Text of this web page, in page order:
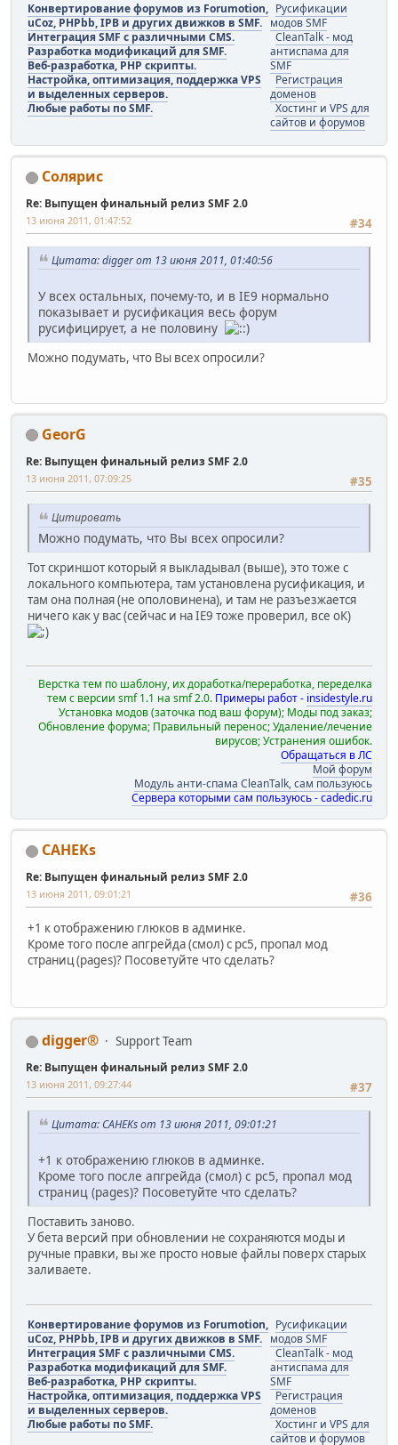
Конвертирование форумов из Forumotion,
uCoz, PHPbb, IPB и других движков в SMF.
Интеграция SMF с различными CMS.
Разработка модификаций для SMF.
Веб-разработка, PHP скрипты.
Настройка, оптимизация, поддержка VPS
и выделенных серверов.
Любые работы по SMF.
Русификации
модов SMF
CleanTalk - мод
антиспама для
SMF
Регистрация
доменов
Хостинг и VPS для
сайтов и форумов
Солярис
Re: Выпущен финальный релиз SMF 2.0
#34
13 июня 2011, 01:47:52
Цитата: digger от 13 июня 2011, 01:40:56
У всех остальных, почему-то, и в IE9 нормально
показывает и русификация весь форум
русифицирует, а не половину
Можно подумать, что Вы всех опросили?
GeorG
Re: Выпущен финальный релиз SMF 2.0
#35
13 июня 2011, 07:09:25
Цитировать
Можно подумать, что Вы всех опросили?
Тот скриншот который я выкладывал (выше), это тоже с
локального компьютера, там установлена русификация, и
там она полная (не ополовинена), и там не разъезжается
ничего как у вас (сейчас и на IE9 тоже проверил, все оК)
Верстка тем по шаблону, их доработка/переработка, переделка
тем с версии smf 1.1 на smf 2.0. Примеры работ - insidestyle.ru
Установка модов (заточка под ваш форум); Моды под заказ;
Обновление форума; Правильный перенос; Удаление/лечение
вирусов; Устранения ошибок.
Обращаться в ЛС
Мой форум
Модуль анти-спама CleanTalk, сам пользуюсь
Сервера которыми сам пользуюсь - cadedic.ru
CAHEKs
Re: Выпущен финальный релиз SMF 2.0
#36
13 июня 2011, 09:01:21
+1 к отображению глюков в админке.
Кроме того после апгрейда (смол) с рс5, пропал мод
страниц (pages)? Посоветуйте что сделать?
digger® Support Team
Re: Выпущен финальный релиз SMF 2.0
#37
13 июня 2011, 09:27:44
Цитата: CAHEKs от 13 июня 2011, 09:01:21
+1 к отображению глюков в админке.
Кроме того после апгрейда (смол) с рс5, пропал мод
страниц (pages)? Посоветуйте что сделать?
Поставить заново.
У бета версий при обновлении не сохраняются моды и
ручные правки, вы же просто новые файлы поверх старых
заливаете.
Конвертирование форумов из Forumotion,
uCoz, PHPbb, IPB и других движков в SMF.
Интеграция SMF с различными CMS.
Разработка модификаций для SMF.
Веб-разработка, PHP скрипты.
Настройка, оптимизация, поддержка VPS
и выделенных серверов.
Любые работы по SMF.
Русификации
модов SMF
CleanTalk - мод
антиспама для
SMF
Регистрация
доменов
Хостинг и VPS для
сайтов и форумов